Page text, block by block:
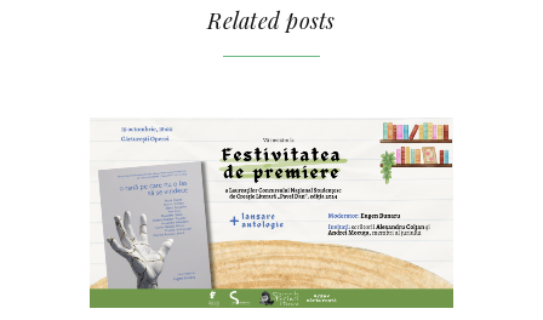
Related posts